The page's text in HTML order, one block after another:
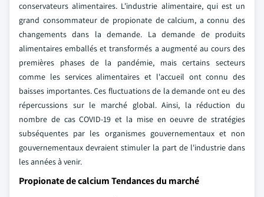
conservateurs alimentaires. L'industrie alimentaire, qui est un
grand consommateur de propionate de calcium, a connu des
changements dans la demande. La demande de produits
alimentaires emballés et transformés a augmenté au cours des
premières phases de la pandémie, mais certains secteurs
comme les services alimentaires et l'accueil ont connu des
baisses importantes. Ces fluctuations de la demande ont eu des
répercussions sur le marché global. Ainsi, la réduction du
nombre de cas COVID-19 et la mise en oeuvre de stratégies
subséquentes par les organismes gouvernementaux et non
gouvernementaux devraient stimuler la part de l'industrie dans
les années à venir.
Propionate de calcium Tendances du marché